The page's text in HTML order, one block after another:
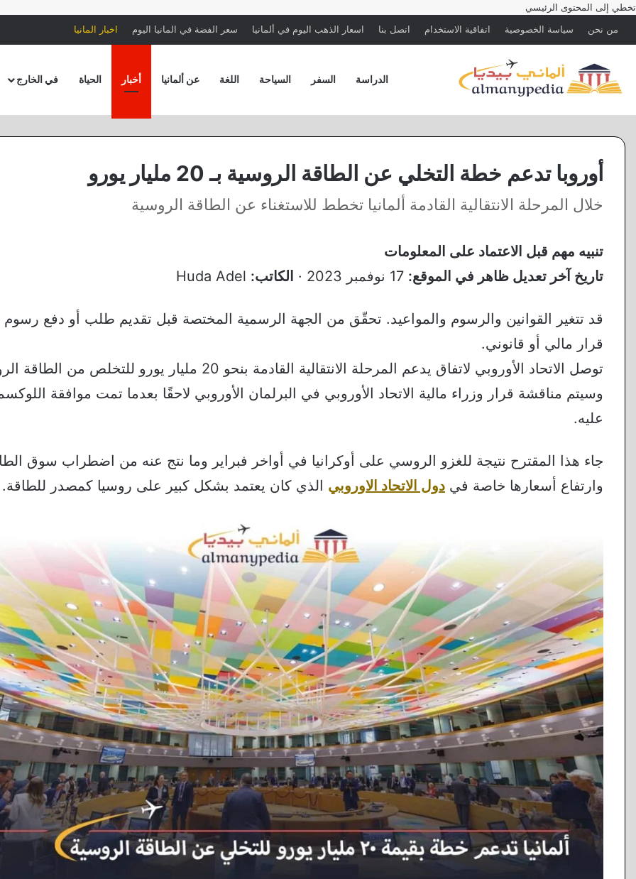
تخطي إلى المحتوى الرئيسي
من نحن
سياسة الخصوصية اتفاقية الاستخدام اتصل بنا اسعار الذهب اليوم في ألمانيا سعر الفضة في المانيا اليوم اخبار المانيا
الدراسة السفر السياحة اللغة عن ألمانيا أخبار الحياة في الخارج
أوروبا تدعم خطة التخلي عن الطاقة الروسية بـ 20 مليار يورو
خلال المرحلة الانتقالية القادمة ألمانيا تخطط للاستغناء عن الطاقة الروسية
تنبيه مهم قبل الاعتماد على المعلومات
تاريخ آخر تعديل ظاهر في الموقع:
الكاتب:
قد تتغير القوانين والرسوم والمواعيد. تحقّق من الجهة الرسمية المختصة قبل تقديم طلب أو دفع رسوم
قرار مالي أو قانوني.
توصل الاتحاد الأوروبي لاتفاق يدعم المرحلة الانتقالية القادمة بنحو 20 مليار يورو للتخلص من
وسيتم مناقشة قرار وزراء مالية الاتحاد الأوروبي في البرلمان الأوروبي لاحقًا بعدما تمت موافقة
عليه.
جاء هذا المقترح نتيجة للغزو الروسي على أوكرانيا في أواخر فبراير وما نتج عنه من اضطراب سوق
وارتفاع أسعارها خاصة في دول الاتحاد الاوروبي الذي كان يعتمد بشكل كبير على روسيا كمصدر للطاقة.